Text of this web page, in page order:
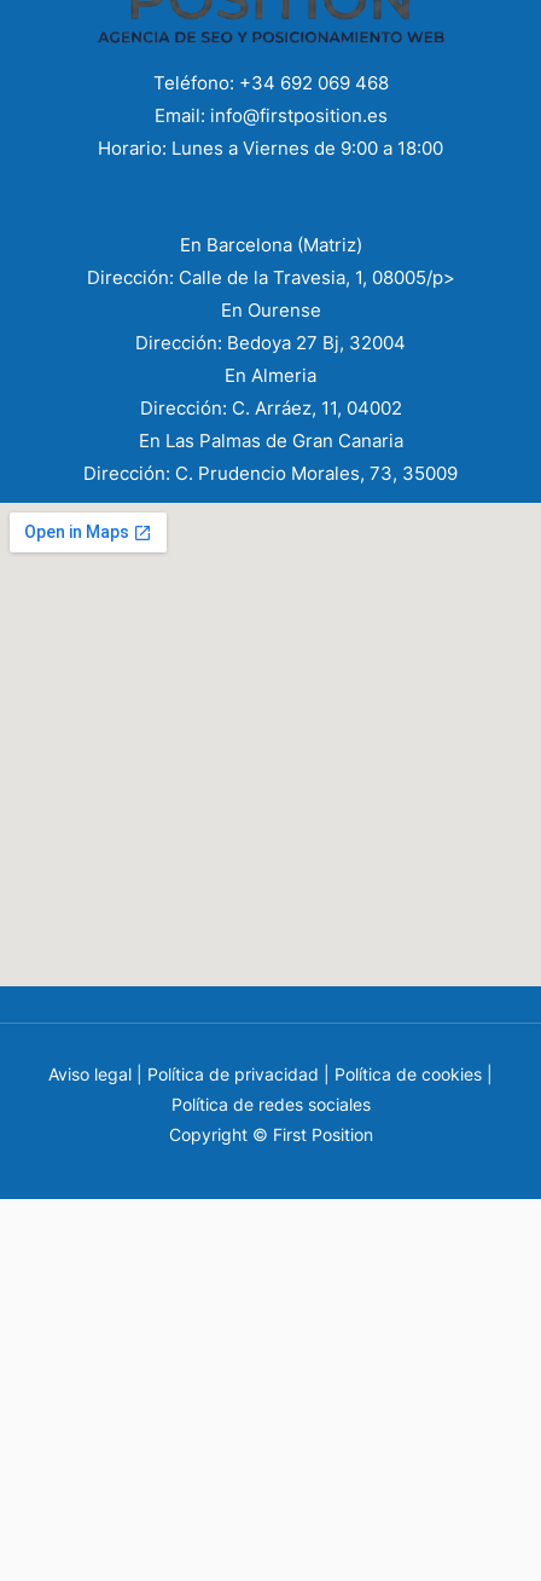
Teléfono: +34 692 069 468
Email: info@firstposition.es​
Horario: Lunes a Viernes de 9:00 a 18:00
En Barcelona (Matriz)
Dirección: Calle de la Travesia, 1, 08005/p>
En Ourense
Dirección: Bedoya 27 Bj, 32004
En Almeria
Dirección: C. Arráez, 11, 04002
En Las Palmas de Gran Canaria
Dirección: C. Prudencio Morales, 73, 35009
Aviso legal Política de privacidad Política de cookies
Política de redes sociales
Copyright © First Position